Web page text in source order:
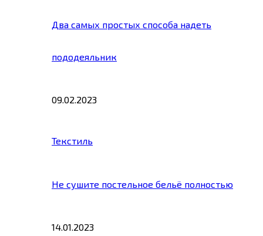
Два самых простых способа надеть
пододеяльник
09.02.2023
Текстиль
Не сушите постельное бельё полностью
14.01.2023